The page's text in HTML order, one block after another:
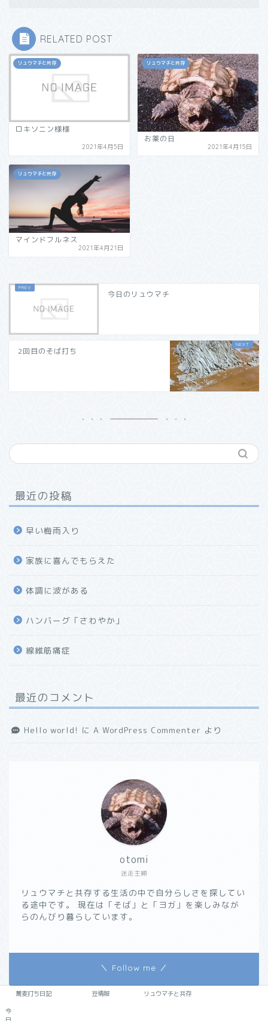
RELATED POST
リュウマチと共存
ロキソニン様様
2021年4月5日
リュウマチと共存
お薬の日
2021年4月15日
リュウマチと共存
マインドフルネス
2021年4月21日
今日のリュウマチ
2回目のそば打ち
最近の投稿
早い梅雨入り
家族に喜んでもらえた
体調に波がある
ハンバーグ「さわやか」
線維筋痛症
最近のコメント
Hello world! に A WordPress Commenter より
迷走主婦
otomi
リュウマチと共存する生活の中で自分らしさを探してい
る途中です。 現在は「そば」と「ヨガ」を楽しみなが
らのんびり暮らしています。
＼ Follow me ／
蕎麦打ち日記
今
豆情報 リュウマチと共存